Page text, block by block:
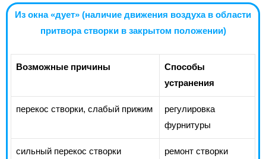
Из окна «дует» (наличие движения воздуха в области
притвора створки в закрытом положении)
Возможные причины
Способы
устранения
перекос створки, слабый прижим
регулировка
фурнитуры
сильный перекос створки ремонт створки